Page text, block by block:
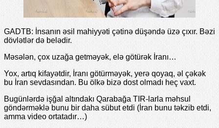
GADTB: İnsanın əsil mahiyyəti çətinə düşəndə üzə çıxır. Bəzi
dövlətlər də belədir.
Məsələn, çox uzağa getməyək, elə götürək İranı…
Yox, artıq kifayətdir, İranı götürməyək, yerə qoyaq, əl çəkək
bu İran sevdasından. Bu ölkə bizə dost olmadı heç vaxt.
Bugünlərdə işğal altındakı Qarabağa TIR-larla məhsul
göndərməklə bunu bir daha sübut etdi (İran bunu təkzib etdi,
amma video ortatadır…)